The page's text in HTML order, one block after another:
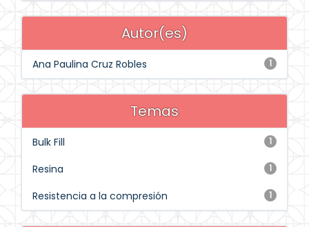
Autor(es)
1
Ana Paulina Cruz Robles
Temas
1
Bulk Fill
1
Resina
1
Resistencia a la compresión